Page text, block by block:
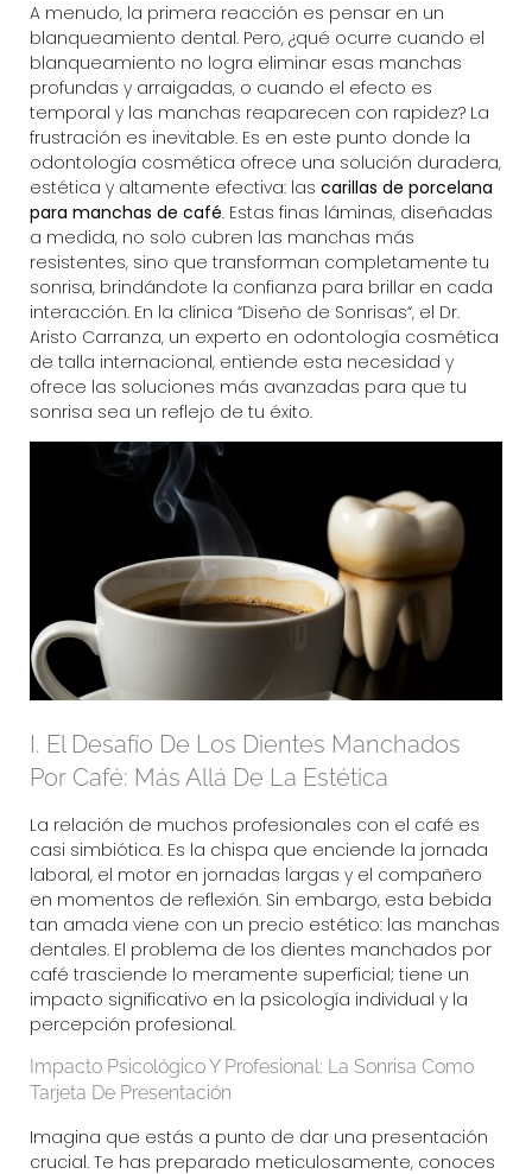
A menudo, la primera reacción es pensar en un
blanqueamiento dental. Pero, ¿qué ocurre cuando el
blanqueamiento no logra eliminar esas manchas
profundas y arraigadas, o cuando el efecto es
temporal y las manchas reaparecen con rapidez? La
frustración es inevitable. Es en este punto donde la
odontología cosmética ofrece una solución duradera,
estética y altamente efectiva: las carillas de porcelana
para manchas de café. Estas finas láminas, diseñadas
a medida, no solo cubren las manchas más
resistentes, sino que transforman completamente tu
sonrisa, brindándote la confianza para brillar en cada
interacción. En la clínica “Diseño de Sonrisas“, el Dr.
Aristo Carranza, un experto en odontología cosmética
de talla internacional, entiende esta necesidad y
ofrece las soluciones más avanzadas para que tu
sonrisa sea un reflejo de tu éxito.
I. El Desafío De Los Dientes Manchados
Por Café: Más Allá De La Estética
La relación de muchos profesionales con el café es
casi simbiótica. Es la chispa que enciende la jornada
laboral, el motor en jornadas largas y el compañero
en momentos de reflexión. Sin embargo, esta bebida
tan amada viene con un precio estético: las manchas
dentales. El problema de los dientes manchados por
café trasciende lo meramente superficial; tiene un
impacto significativo en la psicología individual y la
percepción profesional.
Impacto Psicológico Y Profesional: La Sonrisa Como
Tarjeta De Presentación
Imagina que estás a punto de dar una presentación
crucial. Te has preparado meticulosamente, conoces